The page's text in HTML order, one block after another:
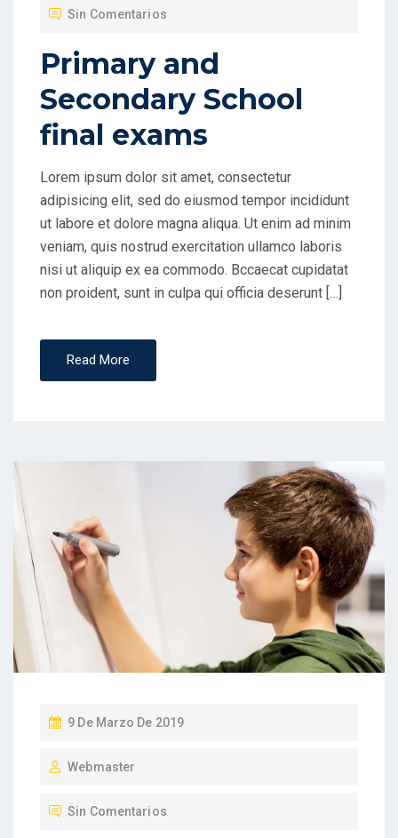
A
D
E
N
Sin Comentarios
Primary and
Secondary School
final exams
Lorem ipsum dolor sit amet, consectetur
adipisicing elit, sed do eiusmod tempor incididunt
ut labore et dolore magna aliqua. Ut enim ad minim
veniam, quis nostrud exercitation ullamco laboris
nisi ut aliquip ex ea commodo. Bccaecat cupidatat
non proident, sunt in culpa qui officia deserunt […]
Read More
P
B
9 De Marzo De 2019
Webmaster
Sin Comentarios